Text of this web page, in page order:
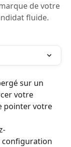
de votre
fluide.
sur un
votre
pointer votre
configuration